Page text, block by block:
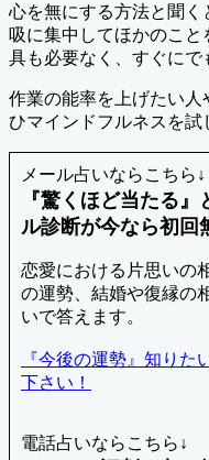
心を無にする方法と聞
吸に集中してほかのこ
具も必要なく、すぐにで
作業の能率を上げたい
ひマインドフルネスを試
メール占いならこちら↓
『驚くほど当たる
ル診断が今なら初回
恋愛における片思いの
の運勢、結婚や復縁の
いで答えます。
『今後の運勢』知り
下さい！
電話占いならこちら↓